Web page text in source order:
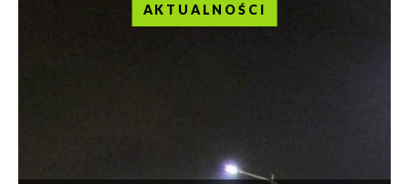
AKTUALNOŚCI